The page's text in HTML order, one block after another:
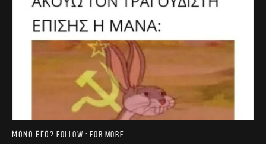
Μονο εγω? FOLLOW : for more…